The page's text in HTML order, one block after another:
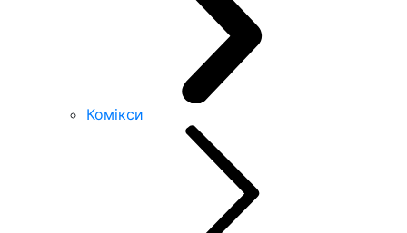
Комікси